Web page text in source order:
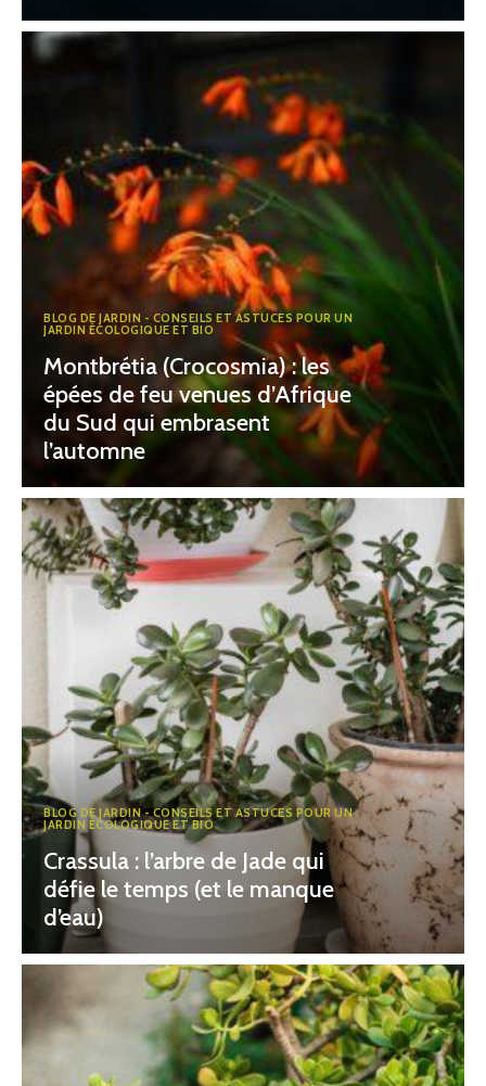
BLOG DE JARDIN - CONSEILS ET ASTUCES POUR UN
JARDIN ÉCOLOGIQUE ET BIO
Montbrétia (Crocosmia) : les
épées de feu venues d’Afrique
du Sud qui embrasent
l’automne
BLOG DE JARDIN - CONSEILS ET ASTUCES POUR UN
JARDIN ÉCOLOGIQUE ET BIO
Crassula : l’arbre de Jade qui
défie le temps (et le manque
d’eau)